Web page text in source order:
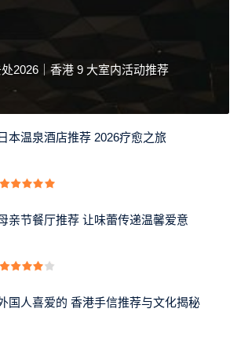
它们被松鼠偷吃了，或者是提前掉落
哪里去了呢？难道这些不是松树吗？
才知道，
物的统称，而在整个松属下的松树种
2026｜香港 9 大室内活动推荐
日本温泉酒店推荐 2026疗愈之旅
亲节餐厅推荐 让味蕾传递温馨爱意
国人喜爱的 香港手信推荐与文化揭秘